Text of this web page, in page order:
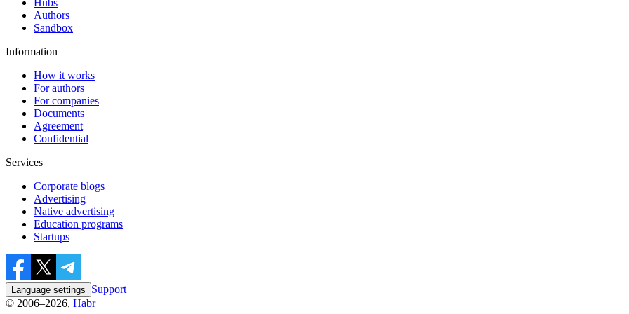
Hubs
Authors
Sandbox
Information
How it works
For authors
For companies
Documents
Agreement
Confidential
Services
Corporate blogs
Advertising
Native advertising
Education programs
Startups
Language settings
Support
© 2006–2026, Habr